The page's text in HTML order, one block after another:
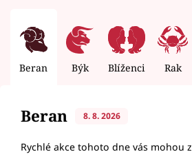
Beran Býk Blíženci Rak
Beran 8. 8. 2026
Rychlé akce tohoto dne vás mohou